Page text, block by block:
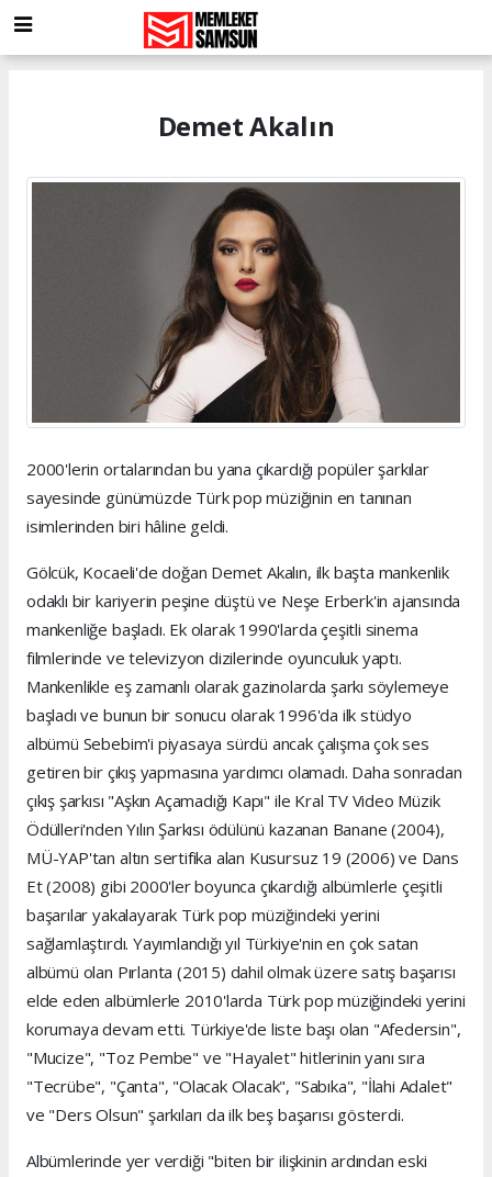
Demet Akalın
2000'lerin ortalarından bu yana çıkardığı popüler şarkılar
sayesinde günümüzde Türk pop müziğinin en tanınan
isimlerinden biri hâline geldi.
Gölcük, Kocaeli'de doğan Demet Akalın, ilk başta mankenlik
odaklı bir kariyerin peşine düştü ve Neşe Erberk'in ajansında
mankenliğe başladı. Ek olarak 1990'larda çeşitli sinema
filmlerinde ve televizyon dizilerinde oyunculuk yaptı.
Mankenlikle eş zamanlı olarak gazinolarda şarkı söylemeye
başladı ve bunun bir sonucu olarak 1996'da ilk stüdyo
albümü Sebebim'i piyasaya sürdü ancak çalışma çok ses
getiren bir çıkış yapmasına yardımcı olamadı. Daha sonradan
çıkış şarkısı "Aşkın Açamadığı Kapı" ile Kral TV Video Müzik
Ödülleri'nden Yılın Şarkısı ödülünü kazanan Banane (2004),
MÜ-YAP'tan altın sertifika alan Kusursuz 19 (2006) ve Dans
Et (2008) gibi 2000'ler boyunca çıkardığı albümlerle çeşitli
başarılar yakalayarak Türk pop müziğindeki yerini
sağlamlaştırdı. Yayımlandığı yıl Türkiye'nin en çok satan
albümü olan Pırlanta (2015) dahil olmak üzere satış başarısı
elde eden albümlerle 2010'larda Türk pop müziğindeki yerini
korumaya devam etti. Türkiye'de liste başı olan "Afedersin",
"Mucize", "Toz Pembe" ve "Hayalet" hitlerinin yanı sıra
"Tecrübe", "Çanta", "Olacak Olacak", "Sabıka", "İlahi Adalet"
ve "Ders Olsun" şarkıları da ilk beş başarısı gösterdi.
Albümlerinde yer verdiği "biten bir ilişkinin ardından eski